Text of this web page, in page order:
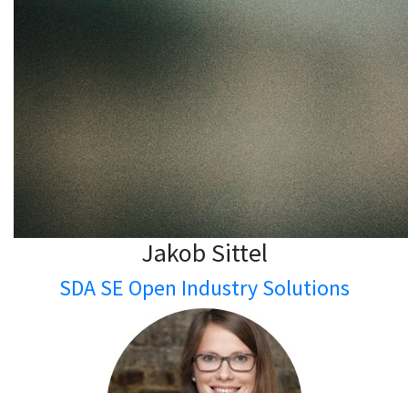
Jakob Sittel
SDA SE Open Industry Solutions